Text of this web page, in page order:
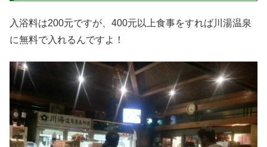
入浴料は200元ですが、400元以上食事をすれば川湯温泉
に無料で入れるんですよ！